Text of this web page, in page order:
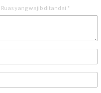
Ruas yang wajib ditandai *